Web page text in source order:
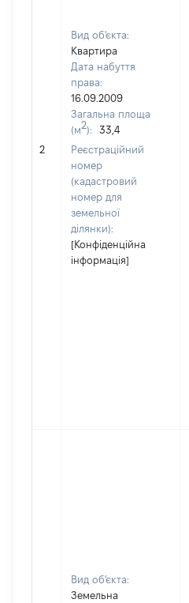
2
Вид об'єкта:
Квартира
Дата набуття
права:
16.09.2009
Загальна площа
(м2):
33,4
Реєстраційний
номер
(кадастровий
номер для
земельної
ділянки):
[Конфіденційна
інформація]
Вид об'єкта:
Земельна